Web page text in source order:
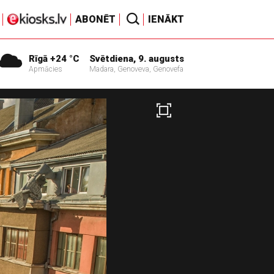
ABONĒT IENĀKT
Rīgā +24 °C
Apmācies
Svētdiena, 9. augusts
Madara, Genoveva, Genovefa